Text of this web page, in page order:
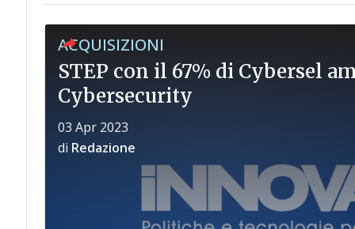
ACQUISIZIONI
STEP con il 67% di Cybersel
Cybersecurity
03 Apr 2023
di Redazione